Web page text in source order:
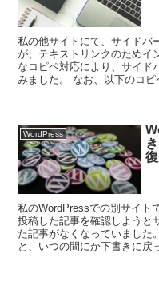
私の他サイトにて、サイドバ
が、テキストリンクのためイ
なコピペ対応により、サイド
みました。 なお、以下のコピ
WordPress
私のWordPressでの別サイト
投稿した記事を確認しようと
た記事がなくなっていました
と、いつの間にか下書きに戻